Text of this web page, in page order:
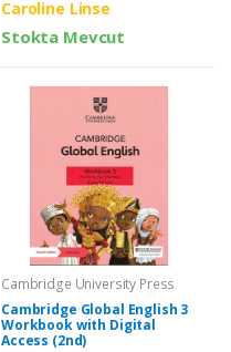
Caroline Linse
Stokta Mevcut
Cambridge University Press
Cambridge Global English 3
Workbook with Digital
Access (2nd)